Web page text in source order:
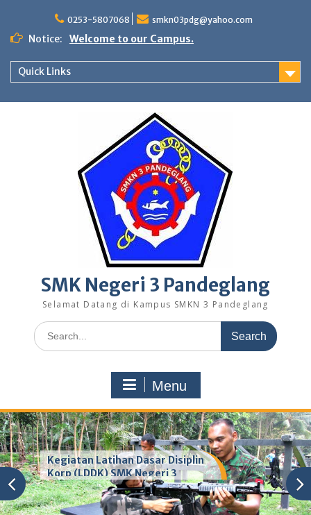
content
0253-5807068 smkn03pdg@yahoo.com
Notice: Welcome to our Campus.
Quick Links
SMK Negeri 3 Pandeglang
Selamat Datang di Kampus SMKN 3 Pandeglang
Search
for:
Menu
Kegiatan Latihan Dasar Disiplin
Korp (LDDK) SMK Negeri 3
Pandeglang